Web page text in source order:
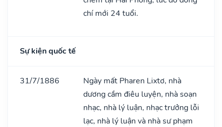
chí mới 24 tuổi.
Sự kiện quốc tế
31/7/1886
Ngày mất Pharen Lixtơ, nhà
dương cầm điêu luyện, nhà soạn
nhạc, nhà lý luận, nhạc trưởng lỗi
lạc, nhà lý luận và nhà sư phạm